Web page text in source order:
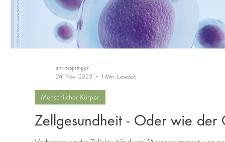
Menschlicher Körper
antinaspringer
24. Nov. 2020
1 Min. Lesezeit